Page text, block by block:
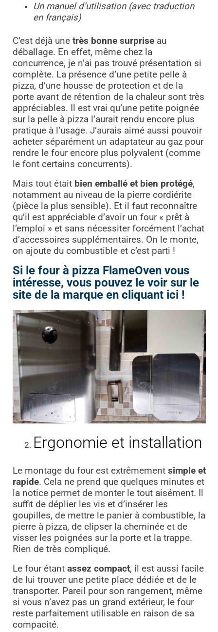
Un manuel d’utilisation (avec traduction
en français)
C’est déjà une très bonne surpriseau
déballage. En effet, même chez la
concurrence, je n’ai pas trouvé présentation si
complète. La présence d’une petite pelle à
pizza, d’une housse de protection et de la
porte avant de rétention de la chaleur sont très
appréciables. Il est vrai qu’une petite poignée
sur la pelle à pizza l’aurait rendu encore plus
pratique à l’usage. J’aurais aimé aussi pouvoir
acheter séparément un adaptateur au gaz pour
rendre le four encore plus polyvalent (comme
le font certains concurrents).
Mais tout était bien emballé et bien protégé,
notamment au niveau de la pierre cordiérite
(pièce la plus sensible). Et il faut reconnaître
qu’il est appréciable d’avoir un four « prêt à
l’emploi » et sans nécessiter forcément l’achat
d’accessoires supplémentaires. On le monte,
on ajoute du combustible et c’est parti !
Si le four à pizza FlameOven vous
intéresse, vous pouvez le voir sur le
site de la marque en cliquant ici !
Ergonomie et installation
Le montage du four est extrêmement simple et
rapide. Cela ne prend que quelques minutes et
la notice permet de monter le tout aisément. Il
suffit de déplier les vis et d’insérer les
goupilles, de mettre le panier à combustible, la
pierre à pizza, de clipser la cheminée et de
visser les poignées sur la porte et la trappe.
Rien de très compliqué.
Le four étant assez compact, il est aussi facile
de lui trouver une petite place dédiée et de le
transporter. Pareil pour son rangement, même
si vous n’avez pas un grand extérieur, le four
reste parfaitement utilisable en raison de sa
compacité.